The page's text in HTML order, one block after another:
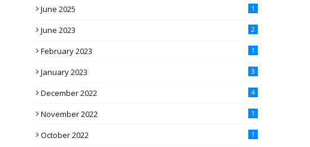
June 2025 1
June 2023 2
February 2023 1
January 2023 3
December 2022 4
November 2022 1
October 2022 1